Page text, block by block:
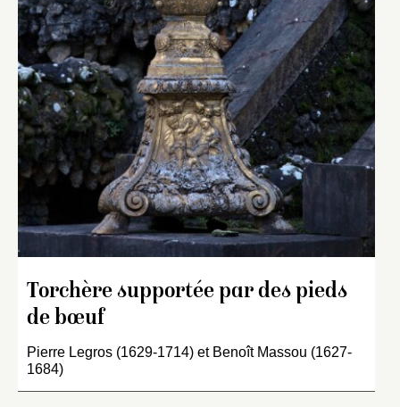
Torchère supportée par des pieds
de bœuf
Pierre Legros (1629-1714) et Benoît Massou (1627-
1684)